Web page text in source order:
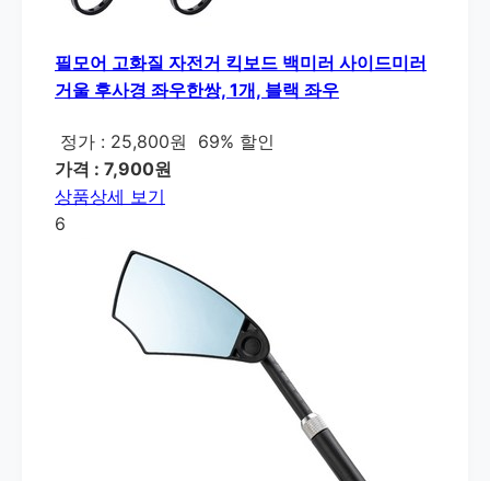
필모어 고화질 자전거 킥보드 백미러 사이드미러
거울 후사경 좌우한쌍, 1개, 블랙 좌우
정가 : 25,800원
69% 할인
가격 : 7,900원
상품상세 보기
6